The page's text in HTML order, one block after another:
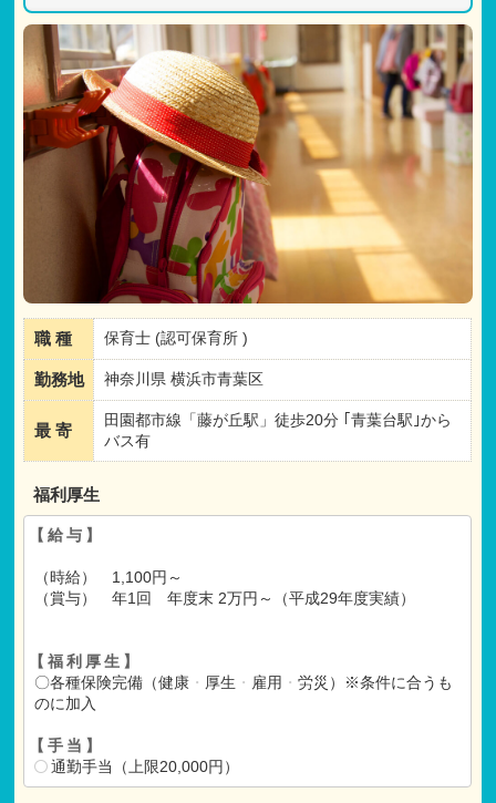
職 種 保育士 (認可保育所 )
勤務地 神奈川県 横浜市青葉区
最 寄
田園都市線「藤が丘駅」徒歩20分 ｢青葉台駅｣から
バス有
福利厚生
【給与】
（時給） 1,100円～
（賞与） 年1回 年度末 2万円～（平成29年度実績）
【福利厚生】
〇各種保険完備（健康・ 厚生 ・ 雇用 ・ 労災）※条件に合うも
のに加入
【手当】
通勤手当（上限20,000円）